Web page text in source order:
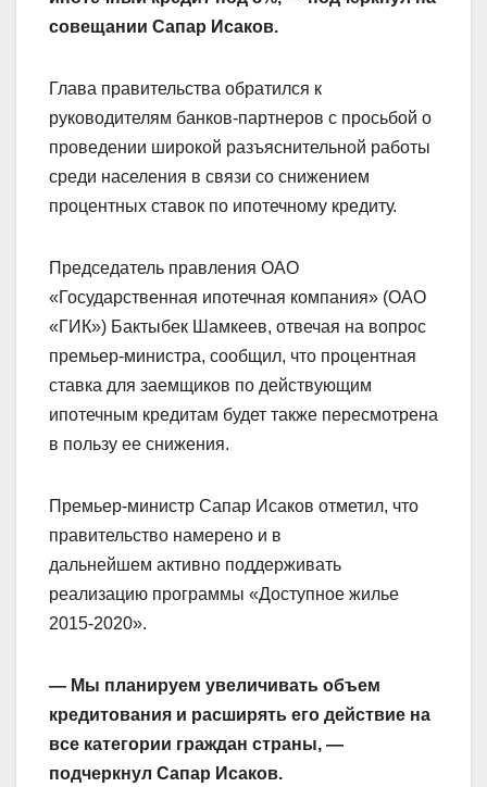
совещании Сапар Исаков.
Глава правительства обратился к
руководителям банков-партнеров с просьбой о
проведении широкой разъяснительной работы
среди населения в связи со снижением
процентных ставок по ипотечному кредиту.
Председатель правления ОАО
«Государственная ипотечная компания» (ОАО
«ГИК») Бактыбек Шамкеев, отвечая на вопрос
премьер-министра, сообщил, что процентная
ставка для заемщиков по действующим
ипотечным кредитам будет также пересмотрена
в пользу ее снижения.
Премьер-министр Сапар Исаков отметил, что
правительство намерено и в
дальнейшем активно поддерживать
реализацию программы «Доступное жилье
2015-2020».
— Мы планируем увеличивать объем
кредитования и расширять его действие на
все категории граждан страны, —
подчеркнул Сапар Исаков.